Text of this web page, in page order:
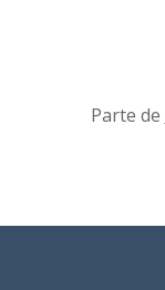
Parte de